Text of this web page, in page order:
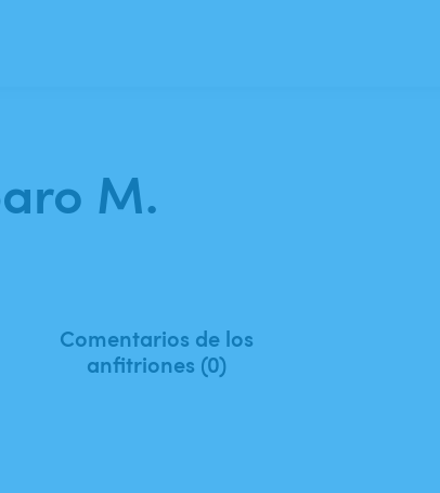
M.
Comentarios de los
anfitriones (0)